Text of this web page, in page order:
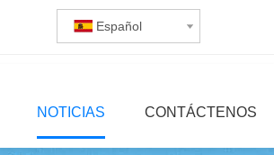
Español
NOTICIAS CONTÁCTENOS